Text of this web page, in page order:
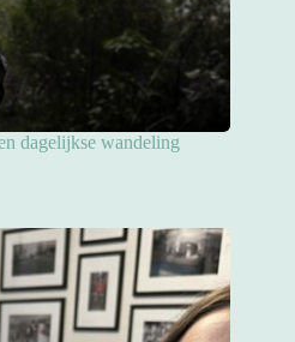
dagelijkse wandeling